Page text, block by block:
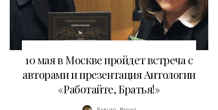
04.05.2018
10 мая в Москве пройдет встреча с
авторами и презентация Антологии
«Работайте, Братья!»